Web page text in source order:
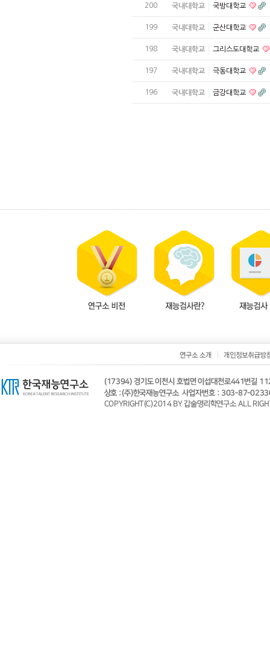
200 국내대학교 국방대학교
199 국내대학교 군산대학교
198 국내대학교 그리스도대학교
197 국내대학교 극동대학교
196 국내대학교 금강대학교